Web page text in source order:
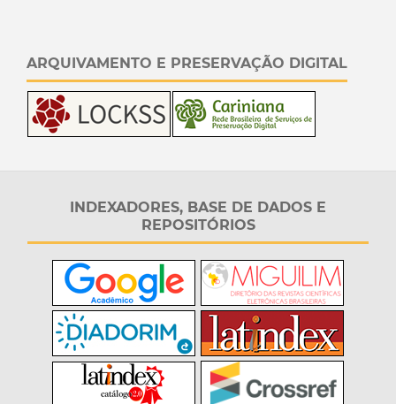
ARQUIVAMENTO E PRESERVAÇÃO DIGITAL
INDEXADORES, BASE DE DADOS E
REPOSITÓRIOS